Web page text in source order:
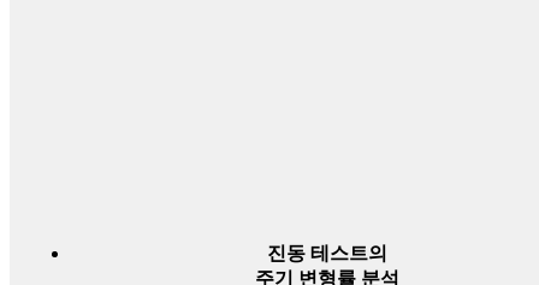
진동 테스트의
주기 변형률 분석